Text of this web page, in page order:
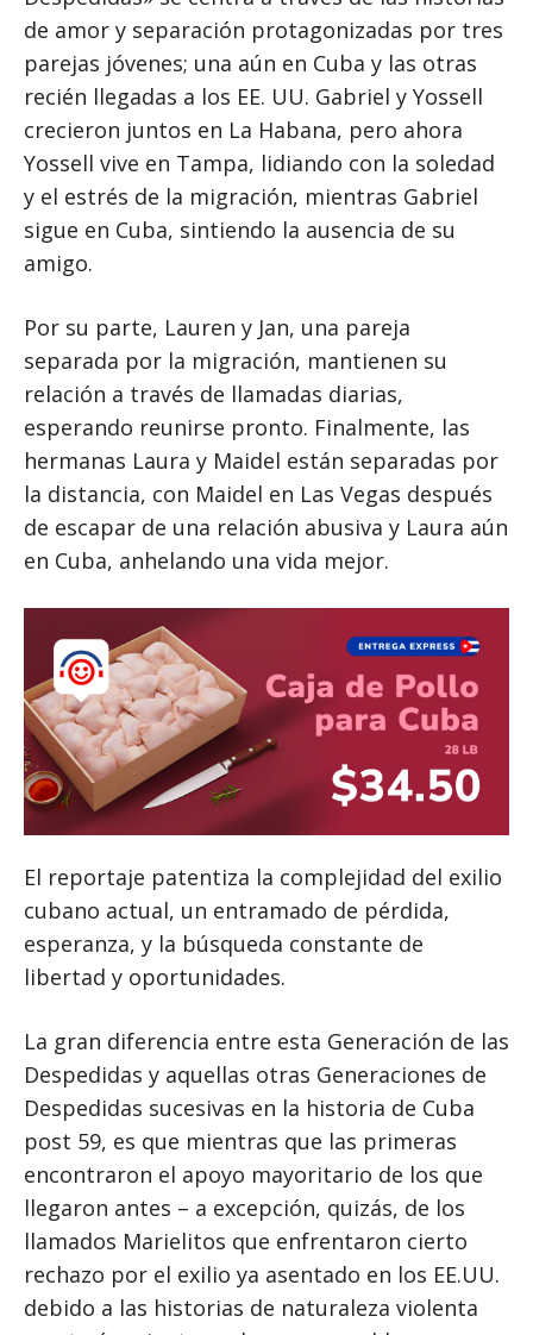
de amor y separación protagonizadas por tres
parejas jóvenes; una aún en Cuba y las otras
recién llegadas a los EE. UU. Gabriel y Yossell
crecieron juntos en La Habana, pero ahora
Yossell vive en Tampa, lidiando con la soledad
y el estrés de la migración, mientras Gabriel
sigue en Cuba, sintiendo la ausencia de su
amigo.
Por su parte, Lauren y Jan, una pareja
separada por la migración, mantienen su
relación a través de llamadas diarias,
esperando reunirse pronto. Finalmente, las
hermanas Laura y Maidel están separadas por
la distancia, con Maidel en Las Vegas después
de escapar de una relación abusiva y Laura aún
en Cuba, anhelando una vida mejor.
El reportaje patentiza la complejidad del exilio
cubano actual, un entramado de pérdida,
esperanza, y la búsqueda constante de
libertad y oportunidades.
La gran diferencia entre esta Generación de las
Despedidas y aquellas otras Generaciones de
Despedidas sucesivas en la historia de Cuba
post 59, es que mientras que las primeras
encontraron el apoyo mayoritario de los que
llegaron antes – a excepción, quizás, de los
llamados Marielitos que enfrentaron cierto
rechazo por el exilio ya asentado en los EE.UU.
debido a las historias de naturaleza violenta